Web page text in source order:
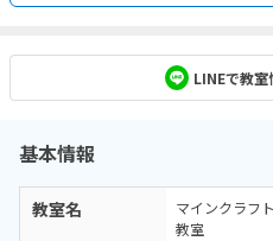
LINEで教室
基本情報
教室名
マインクラフ
教室